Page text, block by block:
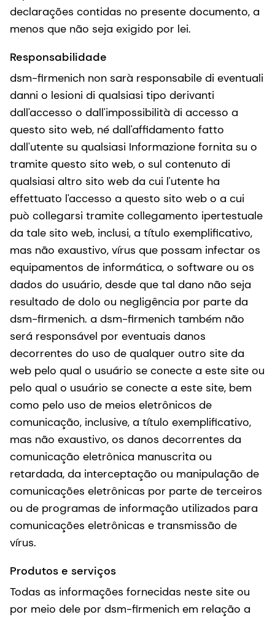
declarações contidas no presente documento, a
menos que não seja exigido por lei.
Responsabilidade
dsm-firmenich non sarà responsabile di eventuali
danni o lesioni di qualsiasi tipo derivanti
dall'accesso o dall'impossibilità di accesso a
questo sito web, né dall'affidamento fatto
dall'utente su qualsiasi Informazione fornita su o
tramite questo sito web, o sul contenuto di
qualsiasi altro sito web da cui l'utente ha
effettuato l'accesso a questo sito web o a cui
può collegarsi tramite collegamento ipertestuale
da tale sito web, inclusi, a título exemplificativo,
mas não exaustivo, vírus que possam infectar os
equipamentos de informática, o software ou os
dados do usuário, desde que tal dano não seja
resultado de dolo ou negligência por parte da
dsm-firmenich. a dsm-firmenich também não
será responsável por eventuais danos
decorrentes do uso de qualquer outro site da
web pelo qual o usuário se conecte a este site ou
pelo qual o usuário se conecte a este site, bem
como pelo uso de meios eletrônicos de
comunicação, inclusive, a título exemplificativo,
mas não exaustivo, os danos decorrentes da
comunicação eletrônica manuscrita ou
retardada, da interceptação ou manipulação de
comunicações eletrônicas por parte de terceiros
ou de programas de informação utilizados para
comunicações eletrônicas e transmissão de
vírus.
Produtos e serviços
Todas as informações fornecidas neste site ou
por meio dele por dsm-firmenich em relação a